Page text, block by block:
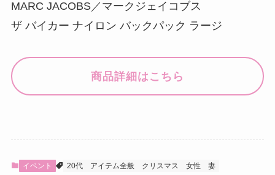
MARC JACOBS／マークジェイコブス
ザ バイカー ナイロン バックパック ラージ
商品詳細はこちら
イベント 20代 アイテム全般 クリスマス 女性 妻